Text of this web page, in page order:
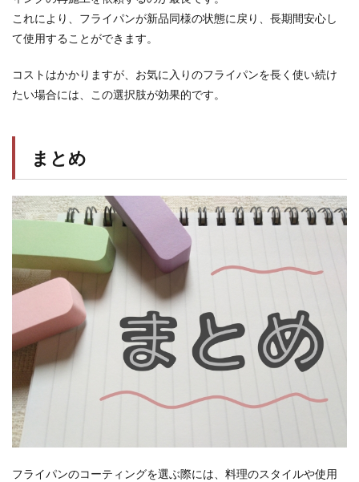
これにより、フライパンが新品同様の状態に戻り、長期間安心し
て使用することができます。
コストはかかりますが、お気に入りのフライパンを長く使い続け
たい場合には、この選択肢が効果的です。
まとめ
フライパンのコーティングを選ぶ際には、料理のスタイルや使用